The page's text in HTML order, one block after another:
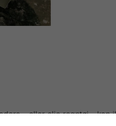
– eller olie regntøj -